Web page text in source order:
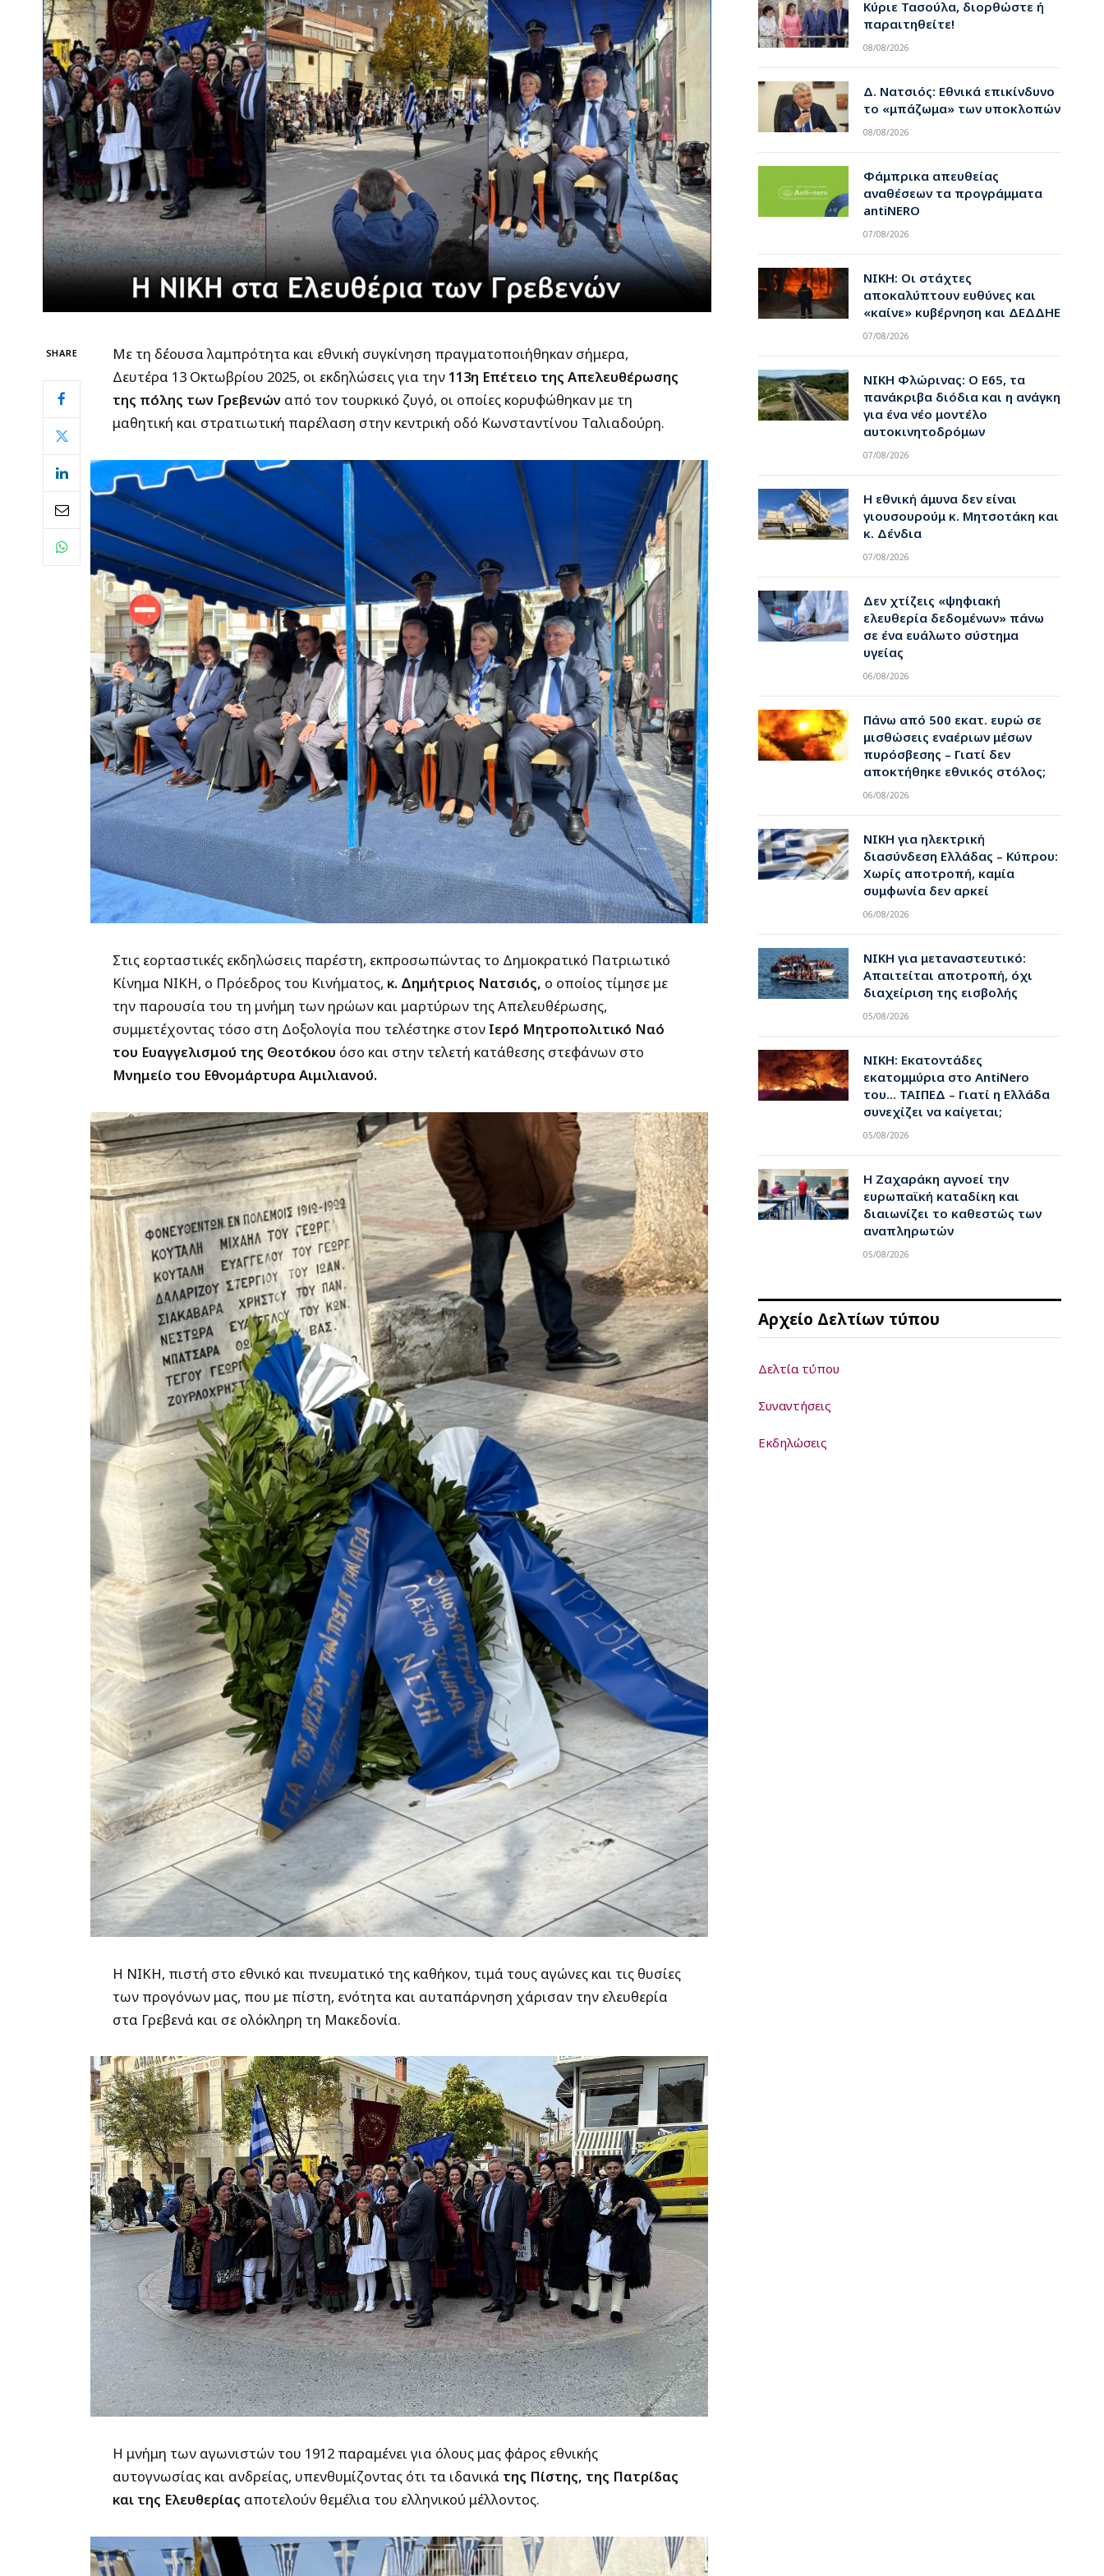
SHARE
Με τη δέουσα λαμπρότητα και εθνική συγκίνηση πραγματοποιήθηκαν σήμερα,
Δευτέρα 13 Οκτωβρίου 2025, οι εκδηλώσεις για την 113η Επέτειο της Απελευθέρωσης
της πόλης των Γρεβενώναπό τον τουρκικό ζυγό, οι οποίες κορυφώθηκαν με τη
μαθητική και στρατιωτική παρέλαση στην κεντρική οδό Κωνσταντίνου Ταλιαδούρη.
Στις εορταστικές εκδηλώσεις παρέστη, εκπροσωπώντας το Δημοκρατικό Πατριωτικό
Κίνημα ΝΙΚΗ, ο Πρόεδρος του Κινήματος, κ. Δημήτριος Νατσιός, ο οποίος τίμησε με
την παρουσία του τη μνήμη των ηρώων και μαρτύρων της Απελευθέρωσης,
συμμετέχοντας τόσο στη Δοξολογία που τελέστηκε στον Ιερό Μητροπολιτικό Ναό
του Ευαγγελισμού της Θεοτόκου όσο και στην τελετή κατάθεσης στεφάνων στο
Μνημείο του Εθνομάρτυρα Αιμιλιανού.
Η ΝΙΚΗ, πιστή στο εθνικό και πνευματικό της καθήκον, τιμά τους αγώνες και τις θυσίες
των προγόνων μας, που με πίστη, ενότητα και αυταπάρνηση χάρισαν την ελευθερία
στα Γρεβενά και σε ολόκληρη τη Μακεδονία.
Η μνήμη των αγωνιστών του 1912 παραμένει για όλους μας φάρος εθνικής
αυτογνωσίας και ανδρείας, υπενθυμίζοντας ότι τα ιδανικά της Πίστης, της Πατρίδας
και της Ελευθερίας αποτελούν θεμέλια του ελληνικού μέλλοντος.
Κύριε Τασούλα, διορθώστε ή
παραιτηθείτε!
08/08/2026
Δ. Νατσιός: Εθνικά επικίνδυνο
το «μπάζωμα» των υποκλοπών
08/08/2026
Φάμπρικα απευθείας
αναθέσεων τα προγράμματα
antiNERO
07/08/2026
ΝΙΚΗ: Οι στάχτες
αποκαλύπτουν ευθύνες και
«καίνε» κυβέρνηση και ΔΕΔΔΗΕ
07/08/2026
ΝΙΚΗ Φλώρινας: Ο Ε65, τα
πανάκριβα διόδια και η ανάγκη
για ένα νέο μοντέλο
αυτοκινητοδρόμων
07/08/2026
Η εθνική άμυνα δεν είναι
γιουσουρούμ κ. Μητσοτάκη και
κ. Δένδια
07/08/2026
Δεν χτίζεις «ψηφιακή
ελευθερία δεδομένων» πάνω
σε ένα ευάλωτο σύστημα
υγείας
06/08/2026
Πάνω από 500 εκατ. ευρώ σε
μισθώσεις εναέριων μέσων
πυρόσβεσης – Γιατί δεν
αποκτήθηκε εθνικός στόλος;
06/08/2026
ΝΙΚΗ για ηλεκτρική
διασύνδεση Ελλάδας – Κύπρου:
Χωρίς αποτροπή, καμία
συμφωνία δεν αρκεί
06/08/2026
ΝΙΚΗ για μεταναστευτικό:
Απαιτείται αποτροπή, όχι
διαχείριση της εισβολής
05/08/2026
ΝΙΚΗ: Εκατοντάδες
εκατομμύρια στο AntiNero
του… ΤΑΙΠΕΔ – Γιατί η Ελλάδα
συνεχίζει να καίγεται;
05/08/2026
Η Ζαχαράκη αγνοεί την
ευρωπαϊκή καταδίκη και
διαιωνίζει το καθεστώς των
αναπληρωτών
05/08/2026
Αρχείο Δελτίων τύπου
Δελτία τύπου
Συναντήσεις
Εκδηλώσεις